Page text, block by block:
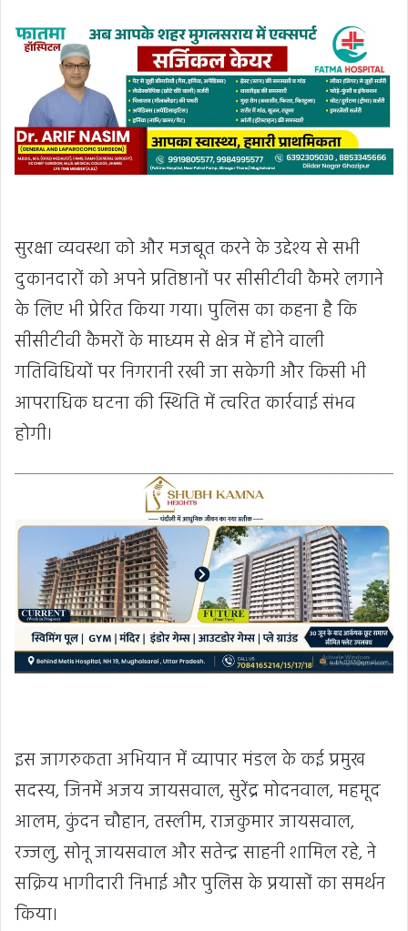
सुरक्षा व्यवस्था को और मजबूत करने के उद्देश्य से सभी
दुकानदारों को अपने प्रतिष्ठानों पर सीसीटीवी कैमरे लगाने
के लिए भी प्रेरित किया गया। पुलिस का कहना है कि
सीसीटीवी कैमरों के माध्यम से क्षेत्र में होने वाली
गतिविधियों पर निगरानी रखी जा सकेगी और किसी भी
आपराधिक घटना की स्थिति में त्वरित कार्रवाई संभव
होगी।
इस जागरुकता अभियान में व्यापार मंडल के कई प्रमुख
सदस्य, जिनमें अजय जायसवाल, सुरेंद्र मोदनवाल, महमूद
आलम, कुंदन चौहान, तस्लीम, राजकुमार जायसवाल,
रज्जलु, सोनू जायसवाल और सतेन्द्र साहनी शामिल रहे, ने
सक्रिय भागीदारी निभाई और पुलिस के प्रयासों का समर्थन
किया।